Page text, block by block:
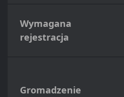
Wymagana
rejestracja
Gromadzenie